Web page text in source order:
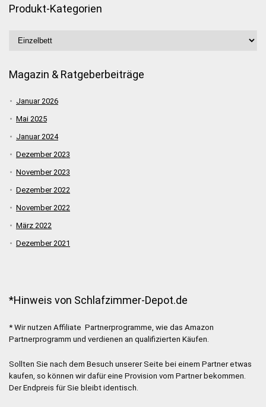
Produkt-Kategorien
Magazin & Ratgeberbeiträge
Januar 2026
Mai 2025
Januar 2024
Dezember 2023
November 2023
Dezember 2022
November 2022
März 2022
Dezember 2021
*Hinweis von Schlafzimmer-Depot.de
* Wir nutzen Affiliate Partnerprogramme, wie das Amazon
Partnerprogramm und verdienen an qualifizierten Käufen.
Sollten Sie nach dem Besuch unserer Seite bei einem Partner etwas
kaufen, so können wir dafür eine Provision vom Partner bekommen.
Der Endpreis für Sie bleibt identisch.